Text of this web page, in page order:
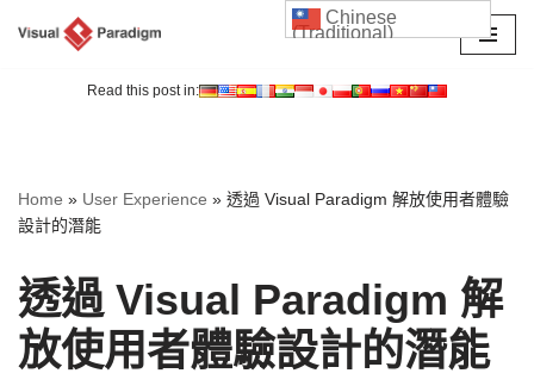
Read this post in:
Home » User Experience » 透過 Visual Paradigm 解放使用者體驗
設計的潛能
透過 Visual Paradigm 解
放使用者體驗設計的潛能
Chinese
(Traditional)